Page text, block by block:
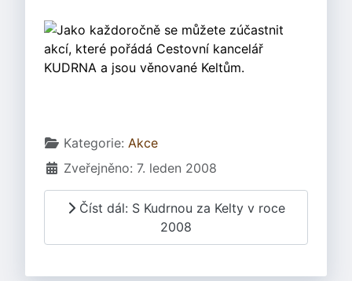
Jako každoročně se můžete zúčastnit
akcí, které pořádá Cestovní kancelář
KUDRNA a jsou věnované Keltům.
Základní údaje
Kategorie: Akce
Zveřejněno: 7. leden 2008
Číst dál: S Kudrnou za Kelty v roce
2008